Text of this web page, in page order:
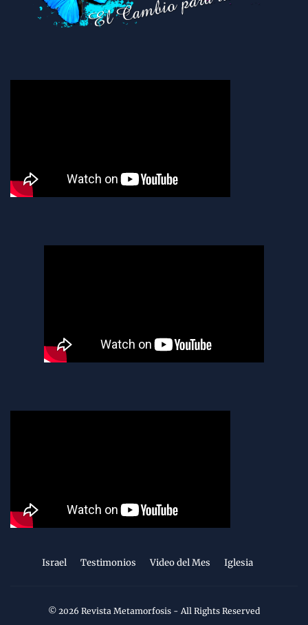
Israel Testimonios Video del Mes Iglesia
© 2026 Revista Metamorfosis - All Rights Reserved